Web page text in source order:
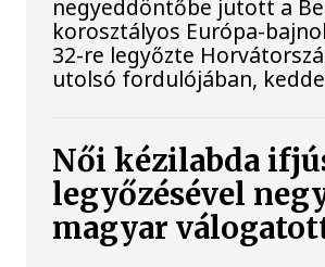
negyeddöntőbe jutott a
korosztályos Európa-
32-re legyőzte
utolsó fordulójában,
Női kézilabda
legyőzésével
magyar